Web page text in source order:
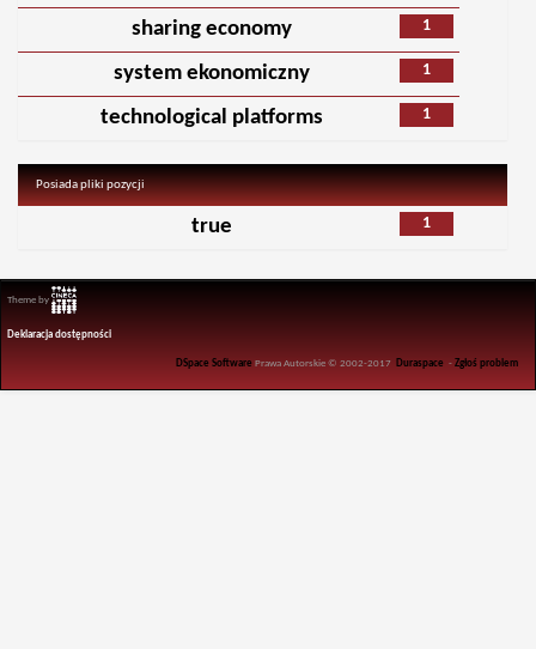
1
sharing economy
1
system ekonomiczny
1
technological platforms
Posiada pliki pozycji
1
true
Theme by
Deklaracja dostępności
DSpace Software Prawa Autorskie © 2002-2017 Duraspace -Zgłoś problem